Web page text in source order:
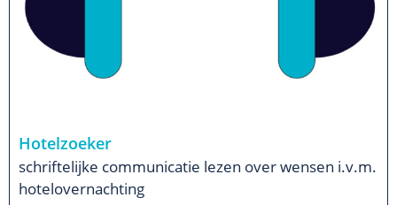
Hotelzoeker
schriftelijke communicatie lezen over wensen i.v.m.
hotelovernachting